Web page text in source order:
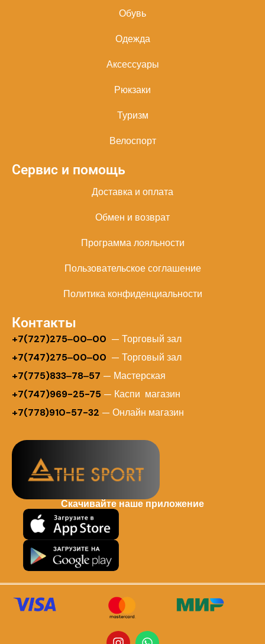
Обувь
Одежда
Аксессуары
Рюкзаки
Туризм
Велоспорт
Сервис и помощь
Доставка и оплата
Обмен и возврат
Программа лояльности
Пользовательское соглашение
Политика конфиденциальности
Контакты
+7(727)275‒00‒00 — Торговый зал
+7(747)275‒00‒00 — Торговый зал
+7(775)833‒78‒57 — Мастерская
+7(747)969-25-75 — Каспи магазин
+7(778)910-57-32 — Онлайн магазин
Скачивайте наше приложение